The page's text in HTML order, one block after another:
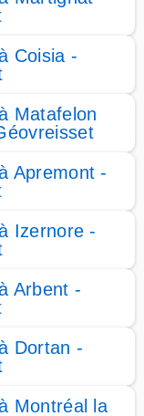
Coisia -
Matafelon
Apremont -
Izernore -
Arbent -
Dortan -
Montréal la